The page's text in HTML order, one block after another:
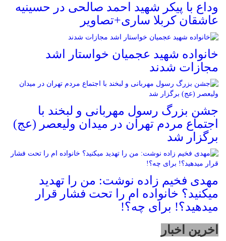
وداع با پیکر شهید احمد صالحی‌ در حسینیه
عاشقان کربلا ساری+تصاویر
خانواده شهید عجمیان خواستار اشد
مجازات شدند
جشن بزرگ رسول مهربانی و لبخند با
اجتماع مردم تهران در میدان ولیعصر (عج)
برگزار شد
مهدی فخیم زاده نوشت: من را تهدید
میکنید؟ خانواده ام را‌ تحت فشار قرار
میدهید؟! برای چه؟!
اخرین اخبار